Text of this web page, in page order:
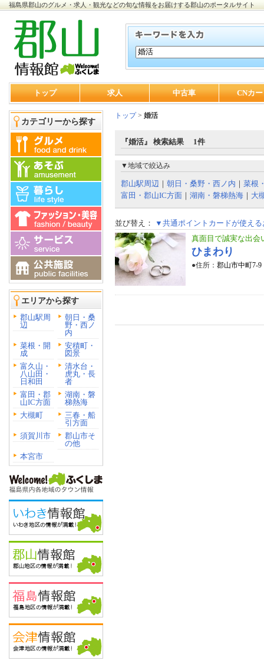
福島県郡山のグルメ・求人・観光などの旬な情報をお届けする郡山のポータルサイト
トップ 求人 中古車 CNカ
カテゴリーから探す
エリアから探す
郡山駅周
辺
朝日・桑
野・西ノ
内
菜根・開
成
安積町・
図景
富久山・
八山田・
日和田
清水台・
虎丸・長
者
富田・郡
山IC方面
湖南・磐
梯熱海
大槻町
三春・船
引方面
須賀川市
郡山市そ
の他
本宮市
トップ> 婚活
『婚活』 検索結果 1件
▼地域で絞込み
郡山駅周辺 ｜ 朝日・桑野・西ノ内 ｜ 菜根
富田・郡山IC方面 ｜ 湖南・磐梯熱海 ｜ 大
並び替え：
▼共通ポイントカードが使える
真面目で誠実な出会
ひまわり
●住所： 郡山市中町7-9